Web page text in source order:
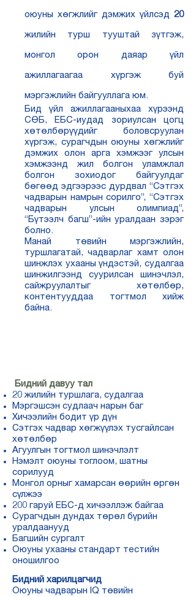
оюуны хөгжлийг дэмжих үйлсэд 20
жилийн турш тууштай зүтгэж,
монгол орон даяар үйл
ажиллагаагаа хүргэж буй
мэргэжлийн байгууллага юм.
Бид үйл ажиллагааныхаа хүрээнд
СӨБ, ЕБС-иудад зориулсан цогц
хөтөлбөрүүдийг боловсруулан
хүргэж, сурагчдын оюуны хөгжлийг
дэмжих олон арга хэмжээг улсын
хэмжээнд жил болгон уламжлал
болгон зохиодог байгуулдаг
бөгөөд эдгээрээс дурдвал “Сэтгэх
чадварын намрын сорилго”, “Сэтгэх
чадварын улсын олимпиад”,
“Бүтээлч багш”-ийн уралдаан зэрэг
болно.
Манай төвийн мэргэжлийн,
туршлагатай, чадварлаг хамт олон
шинжлэх ухааны үндэстэй, судалгаа
шинжилгээнд суурилсан шинэчлэл,
сайжруулалтыг хөтөлбөр,
контентууддаа тогтмол хийж
байна.
Бидний давуу тал
20 жилийн туршлага, судалгаа
Мэргэшсэн судлаач нарын баг
Хичээлийн бодит үр дүн
Сэтгэх чадвар хөгжүүлэх тусгайлсан
хөтөлбөр
Агуулгын тогтмол шинэчлэлт
Нэмэлт оюуны тоглоом, шатны
сорилууд
Монгол орныг хамарсан өөрийн өргөн
сүлжээ
200 гаруй ЕБС-д хичээллэж байгаа
Сурагчдын дундах төрөл бүрийн
уралдаанууд
Багшийн сургалт
Оюуны ухааны стандарт тестийн
оношилгоо
Бидний харилцагчид
Оюуны чадварын IQ төвийн